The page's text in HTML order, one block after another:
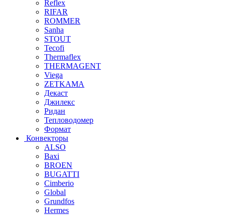
Reflex
RIFAR
ROMMER
Sanha
STOUT
Tecofi
Thermaflex
THERMAGENT
Viega
ZETKAMA
Декаст
Джилекс
Ридан
Тепловодомер
Формат
Конвекторы
ALSO
Baxi
BROEN
BUGATTI
Cimberio
Global
Grundfos
Hermes